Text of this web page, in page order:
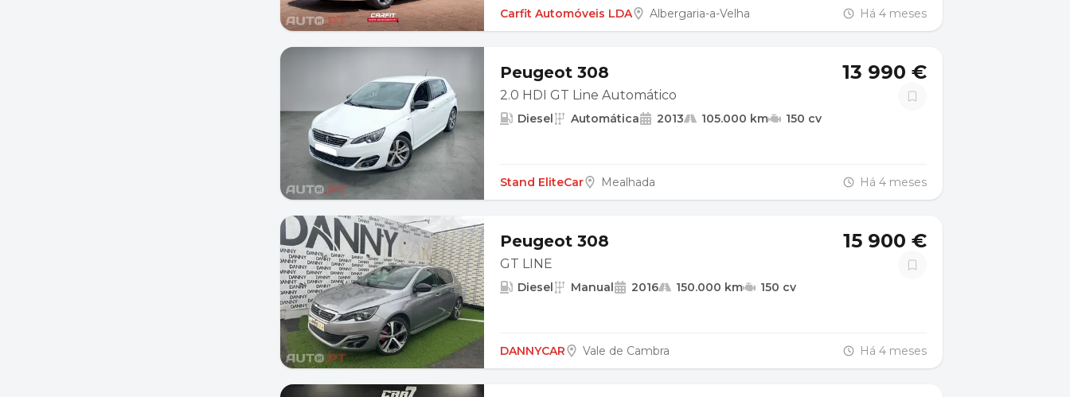
Carfit Automóveis LDA Albergaria-a-Velha Há 4 meses
Peugeot 308
2.0 HDI GT Line Automático
13 990 €
Diesel Automática 2013 105.000 km 150 cv
Stand EliteCar Mealhada Há 4 meses
Peugeot 308
GT LINE
15 900 €
Diesel Manual 2016 150.000 km 150 cv
DANNYCAR Vale de Cambra Há 4 meses